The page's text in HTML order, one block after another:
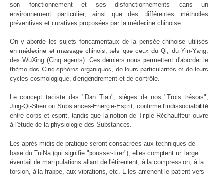
son fonctionnement et ses disfonctionnements dans un
environnement particulier, ainsi que des différentes méthodes
préventives et curatives proposées par la médecine chinoise.
On y aborde les sujets fondamentaux de la pensée chinoise utilisés
en médecine et massage chinois, tels que ceux du Qi, du Yin-Yang,
des WuXing (Cinq agents). Ces derniers nous permettent d'aborder le
thème des Cinq sphères organiques, de leurs particularités et de leurs
cycles cosmologique, d'engendrement et de contrôle.
Le concept taoïste des "Dan Tian", sièges de nos "Trois trésors",
Jing-Qi-Shen ou Substances-Energie-Esprit, confirme l'indissocialbilité
entre corps et esprit, tandis que la notion de Triple Réchauffeur ouvre
à l'étude de la physiologie des Substances.
Les après-midis de pratique seront consacrées aux techniques de
base du TuiNa (qui signifie "pousser-tirer"); elles comptent un large
éventail de manipulations allant de l'étirement, à la compression, à la
torsion, à la frappe, aux vibrations, etc. Elles amenent le patient vers